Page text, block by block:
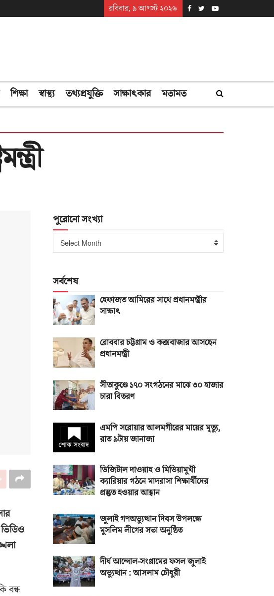
রবিবার, ৯ আগস্ট ২০২৬
শিক্ষা স্বাস্থ্য তথ্যপ্রযুক্তি সাক্ষাৎকার মতামত
বন্ধ
পুরোনো সংখ্যা
পুরোনো
সংখ্যা
Select Month
সর্বশেষ
হেফাজত আমিরের সাথে প্রধানমন্ত্রীর
সাক্ষাৎ
রোববার চট্টগ্রাম ও কক্সবাজার আসছেন
প্রধানমন্ত্রী
সীতাকুণ্ডে ১৭০ সংগঠনের মাঝে ৩০ হাজার
চারা বিতরণ
এমপি সরোয়ার আলমগীরের মায়ের মৃত্যু,
রাত ৯টায় জানাজা
ডিজিটাল দাওয়াহ ও মিডিয়ামুখী
ক্যারিয়ার গঠনে মাদরাসা শিক্ষার্থীদের
প্রস্তুত হওয়ার আহ্বান
জুলাই গণঅভ্যুত্থান দিবস উপলক্ষে
মুসলিম লীগের সভা অনুষ্ঠিত
দীর্ঘ আন্দোল-সংগ্রামের ফসল জুলাই
অভ্যুত্থান : আসলাম চৌধুরী